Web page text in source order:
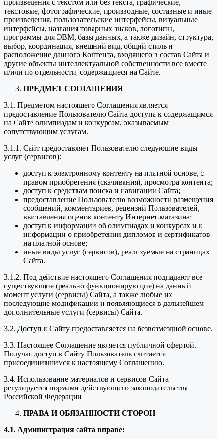
произведения с текстом или без текста, графические,
текстовые, фотографические, производные, составные и иные
произведения, пользовательские интерфейсы, визуальные
интерфейсы, названия товарных знаков, логотипы,
программы для ЭВМ, базы данных, а также дизайн, структура,
выбор, координация, внешний вид, общий стиль и
расположение данного Контента, входящего в состав Сайта и
другие объекты интеллектуальной собственности все вместе
и/или по отдельности, содержащиеся на Сайте.
ПРЕДМЕТ СОГЛАШЕНИЯ
3.1. Предметом настоящего Соглашения является
предоставление Пользователю Сайта доступа к содержащимся
на Сайте олимпиадам и конкурсам, оказываемым
сопутствующим услугам.
3.1.1. Сайт предоставляет Пользователю следующие виды
услуг (сервисов):
доступ к электронному контенту на платной основе, с
правом приобретения (скачивания), просмотра контента;
доступ к средствам поиска и навигации Сайта;
предоставление Пользователю возможности размещения
сообщений, комментариев, рецензий Пользователей,
выставления оценок контенту Интернет-магазина;
доступ к информации об олимпиадах и конкурсах и к
информации о приобретении дипломов и сертификатов
на платной основе;
иные виды услуг (сервисов), реализуемые на страницах
Сайта.
3.1.2. Под действие настоящего Соглашения подпадают все
существующие (реально функционирующие) на данный
момент услуги (сервисы) Сайта, а также любые их
последующие модификации и появляющиеся в дальнейшем
дополнительные услуги (сервисы) Сайта.
3.2. Доступ к Сайту предоставляется на безвозмездной основе.
3.3. Настоящее Соглашение является публичной офертой.
Получая доступ к Сайту Пользователь считается
присоединившимся к настоящему Соглашению.
3.4. Использование материалов и сервисов Сайта
регулируется нормами действующего законодательства
Российской Федерации
ПРАВА И ОБЯЗАННОСТИ СТОРОН
4.1. Администрация сайта вправе: